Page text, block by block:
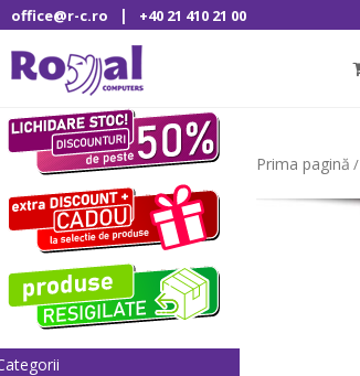
office@r-c.ro | +40 21 410 21 00
Prima pagină /